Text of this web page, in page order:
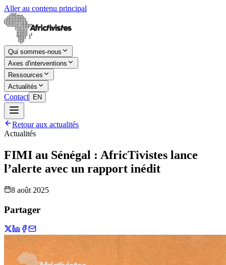
Aller au contenu principal
Qui sommes-nous
Axes d'interventions
Ressources
Actualités
Contact EN
Retour aux actualités
Actualités
FIMI au Sénégal : AfricTivistes lance
l’alerte avec un rapport inédit
8 août 2025
Partager